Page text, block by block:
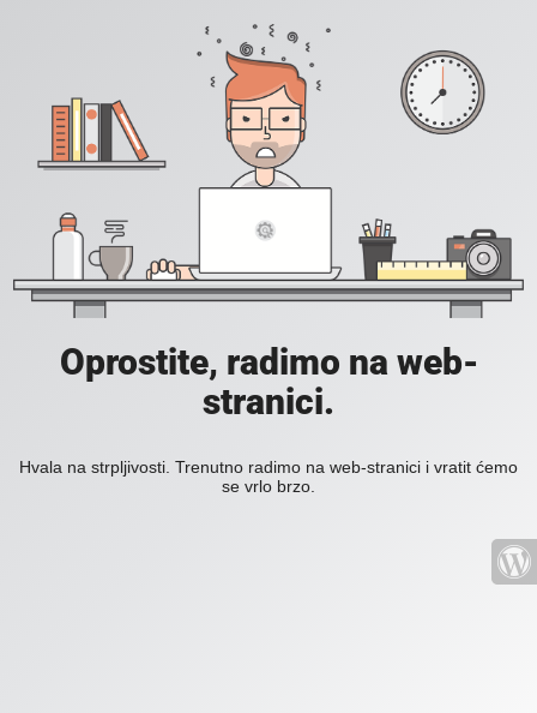
Oprostite, radimo na web-
stranici.
Hvala na strpljivosti. Trenutno radimo na web-stranici i vratit ćemo
se vrlo brzo.